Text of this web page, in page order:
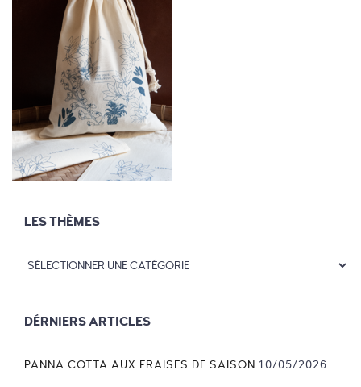
LES THÈMES
DÉRNIERS ARTICLES
PANNA COTTA AUX FRAISES DE SAISON 10/05/2026